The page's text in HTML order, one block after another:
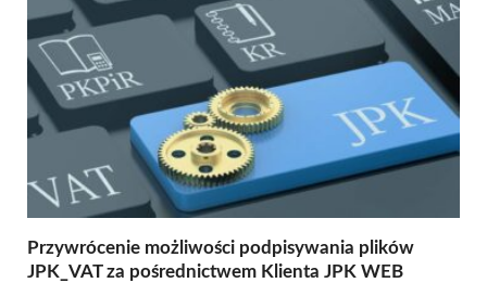
Przywrócenie możliwości podpisywania plików
JPK_VAT za pośrednictwem Klienta JPK WEB